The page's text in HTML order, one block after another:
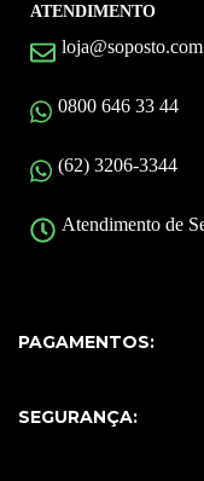
ATENDIMENTO
0800 646 33 44
(62) 3206-3344
Atendimento de
PAGAMENTOS:
SEGURANÇA: